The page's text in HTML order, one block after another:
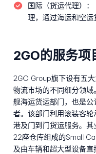
国际（货运代理）：
理，通过海运和空
2GO的服务项
2GO Group旗下设有五
物流市场的不同细分领
舰海运货运部门，也是
者。该部门利用滚装客
港及门到门货运服务。
22座仓库组成的Small
及由车辆和超大型设备